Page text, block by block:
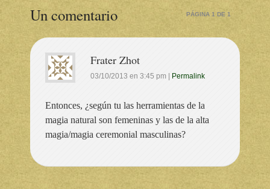
Un comentario PÁGINA 1 DE 1
Frater Zhot
03/10/2013 en 3:45 pm Permalink
Entonces, ¿según tu las herramientas de la
magia natural son femeninas y las de la alta
magia/magia ceremonial masculinas?